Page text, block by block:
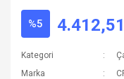
%5
Kategori
Marka